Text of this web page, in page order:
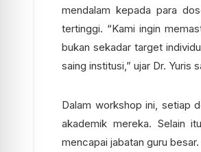
mendalam kepada para
tertinggi. “Kami ingin
bukan sekadar target
saing institusi,” ujar Dr. Yuris
Dalam workshop ini, setiap
akademik mereka. Selain
mencapai jabatan guru besar.